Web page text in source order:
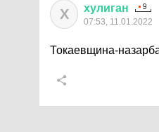
Х хулиган
07:53, 11.01.2022
Токаевщина-